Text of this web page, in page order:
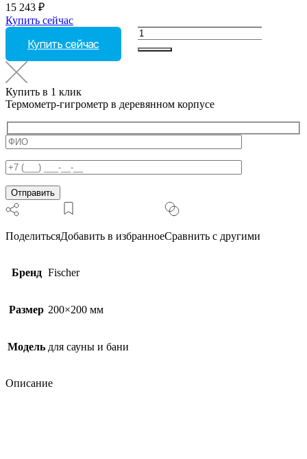
15 243 ₽
Купить сейчас
Купить сейчас
Количество
корпусе
Купить в 1 клик
Термометр-гигрометр в деревянном корпусе
ПоделитьсяДобавить в избранноеСравнить с другими
Бренд Fischer
Размер 200×200 мм
Модель для сауны и бани
Описание